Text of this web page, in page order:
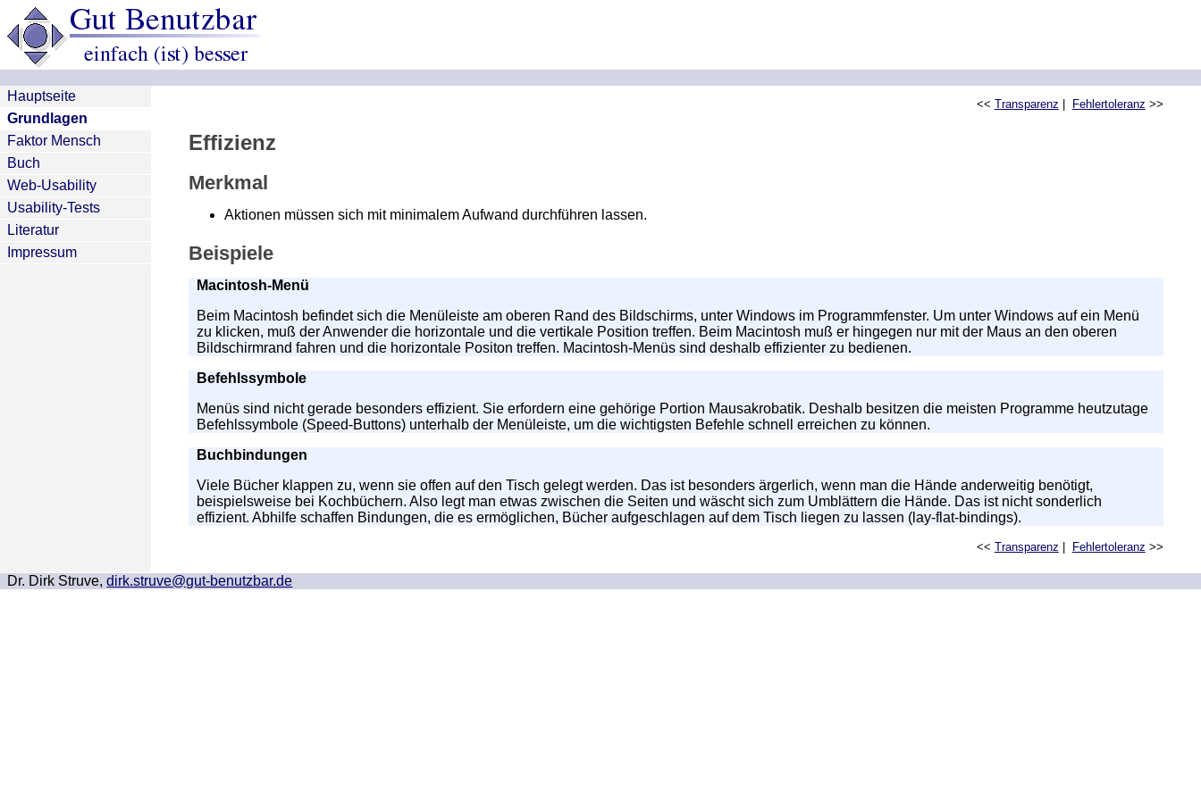
Hauptseite
Grundlagen
Faktor Mensch
Buch
Web-Usability
Usability-Tests
Literatur
Impressum
<< Transparenz Fehlertoleranz >>
Effizienz
Merkmal
Aktionen müssen sich mit minimalem Aufwand durchführen lassen.
Beispiele
Macintosh-Menü
Beim Macintosh befindet sich die Menüleiste am oberen Rand des Bildschirms, unter Windows im Programmfenster. Um unter Windows auf ein Menü
zu klicken, muß der Anwender die horizontale und die vertikale Position treffen. Beim Macintosh muß er hingegen nur mit der Maus an den oberen
Bildschirmrand fahren und die horizontale Positon treffen. Macintosh-Menüs sind deshalb effizienter zu bedienen.
Befehlssymbole
Menüs sind nicht gerade besonders effizient. Sie erfordern eine gehörige Portion Mausakrobatik. Deshalb besitzen die meisten Programme heutzutage
Befehlssymbole (Speed-Buttons) unterhalb der Menüleiste, um die wichtigsten Befehle schnell erreichen zu können.
Buchbindungen
Viele Bücher klappen zu, wenn sie offen auf den Tisch gelegt werden. Das ist besonders ärgerlich, wenn man die Hände anderweitig benötigt,
beispielsweise bei Kochbüchern. Also legt man etwas zwischen die Seiten und wäscht sich zum Umblättern die Hände. Das ist nicht sonderlich
effizient. Abhilfe schaffen Bindungen, die es ermöglichen, Bücher aufgeschlagen auf dem Tisch liegen zu lassen (lay-flat-bindings).
<< Transparenz Fehlertoleranz >>
Dr. Dirk Struve,dirk.struve@gut-benutzbar.de